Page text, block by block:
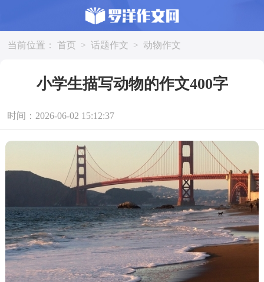
当前位置： 首页 > 话题作文 > 动物作文
小学生描写动物的作文400字
时间：2026-06-02 15:12:37